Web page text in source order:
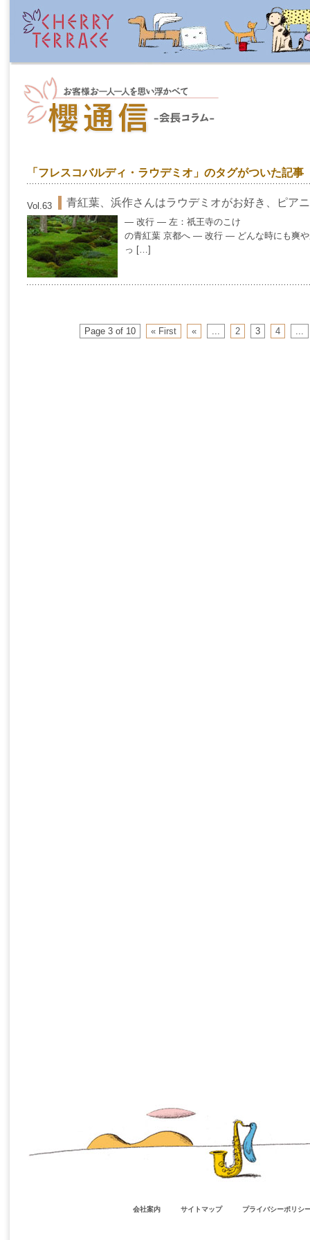
「フレスコバルディ・ラウデミオ」のタグがついた記事
Vol.63 青紅葉、浜作さんはラウデミオがお好き、ピア
— 改行 — 左：祇王
の青紅葉 京都へ — 改行 — どんな時にも爽
っ […]
Page 3 of 10 « First « ... 2 3 4 ...
会社案内 サイトマップ プライバシーポリシ